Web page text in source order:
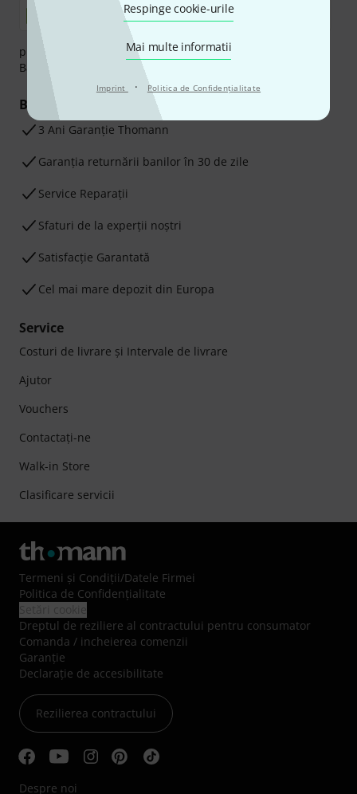
Respinge cookie-urile
Mai multe informatii
Imprint · Politica de Confidenţialitate
plata se poate efectua în siguranță cu Ramburs, Transfer
Bancar sau Card de credit.
Beneficiile tale
3 Ani Garanție Thomann
Garanţia returnării banilor în 30 de zile
Service Reparații
Sfaturi de la experții noștri
Satisfacție Garantată
Cel mai mare depozit din Europa
Service
Costuri de livrare şi Intervale de livrare
Ajutor
Vouchers
Contactaţi-ne
Walk-in Store
Clasificare servicii
Termeni şi Condiţii/Datele Firmei
Politica de Confidenţialitate
Dreptul de reziliere al contractului pentru consumator
Comanda / incheierea comenzii
Garanție
Declarație de accesibilitate
Rezilierea contractului
Despre noi